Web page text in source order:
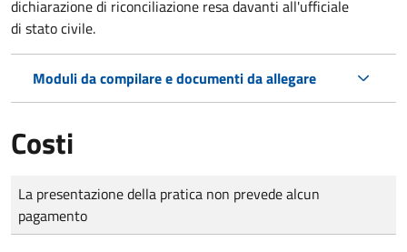
dichiarazione di riconciliazione resa davanti all'ufficiale
di stato civile.
Moduli da compilare e documenti da allegare
Costi
Tipo di pagamento
Importo
La presentazione della pratica non prevede alcun
pagamento